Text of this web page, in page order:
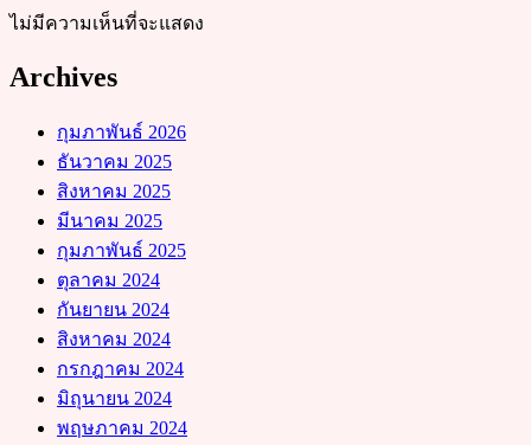
ไม่มีความเห็นที่จะแสดง
Archives
กุมภาพันธ์ 2026
ธันวาคม 2025
สิงหาคม 2025
มีนาคม 2025
กุมภาพันธ์ 2025
ตุลาคม 2024
กันยายน 2024
สิงหาคม 2024
กรกฎาคม 2024
มิถุนายน 2024
พฤษภาคม 2024